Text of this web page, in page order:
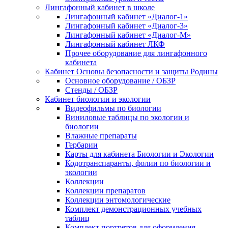
Лингафонный кабинет в школе
Лингафонный кабинет «Диалог-1»
Лингафонный кабинет «Диалог-3»
Лингафонный кабинет «Диалог-М»
Лингафонный кабинет ЛКФ
Прочее оборудование для лингафонного
кабинета
Кабинет Основы безопасности и защиты Родины
Основное оборудование / ОБЗР
Стенды / ОБЗР
Кабинет биологии и экологии
Видеофильмы по биологии
Виниловые таблицы по экологии и
биологии
Влажные препараты
Гербарии
Карты для кабинета Биологии и Экологии
Кодотранспаранты, фолии по биологии и
экологии
Коллекции
Коллекции препаратов
Коллекции энтомологические
Комплект демонстрационных учебных
таблиц